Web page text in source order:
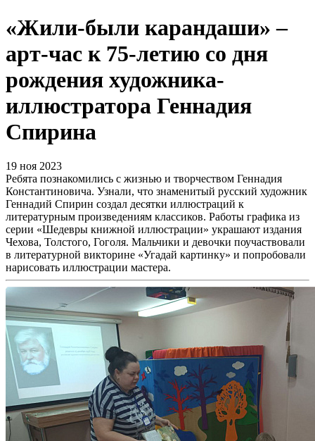
«Жили-были карандаши» –
арт-час к 75-летию со дня
рождения художника-
иллюстратора Геннадия
Спирина
19 ноя 2023
Ребята познакомились с жизнью и творчеством Геннадия
Константиновича. Узнали, что знаменитый русский художник
Геннадий Спирин создал десятки иллюстраций к
литературным произведениям классиков. Работы графика из
серии «Шедевры книжной иллюстрации» украшают издания
Чехова, Толстого, Гоголя. Мальчики и девочки поучаствовали
в литературной викторине «Угадай картинку» и попробовали
нарисовать иллюстрации мастера.